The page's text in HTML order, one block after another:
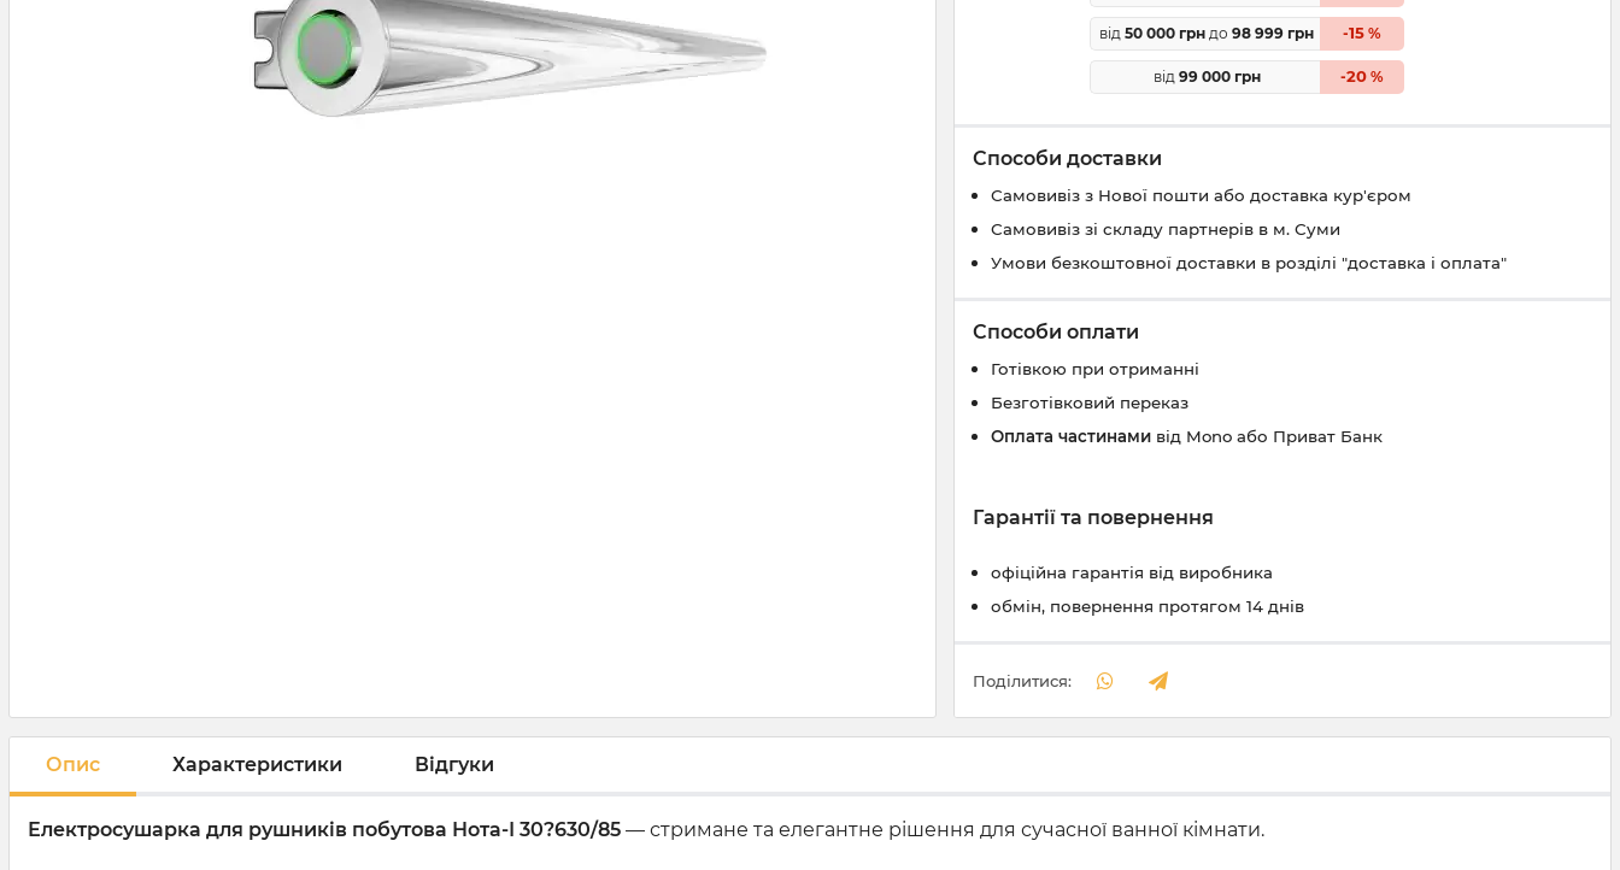
від 50 000 грн до 98 999 грн -15%
від 99 000 грн -20%
Способи доставки
Самовивіз з Нової пошти або доставка кур'єром
Самовивіз зі складу партнерів в м. Суми
Умови безкоштовної доставки в розділі "доставка і оплата"
Способи оплати
Готівкою при отриманні
Безготівковий переказ
Оплата частинами від Mono або Приват Банк
Гарантії та повернення
офіційна гарантія від виробника
обмін, повернення протягом 14 днів
Поділитися:
Опис Характеристики Відгуки
Електросушарка для рушників побутова Нота-І 30?630/85 — стримане та елегантне рішення для сучасної ванної кімнати.